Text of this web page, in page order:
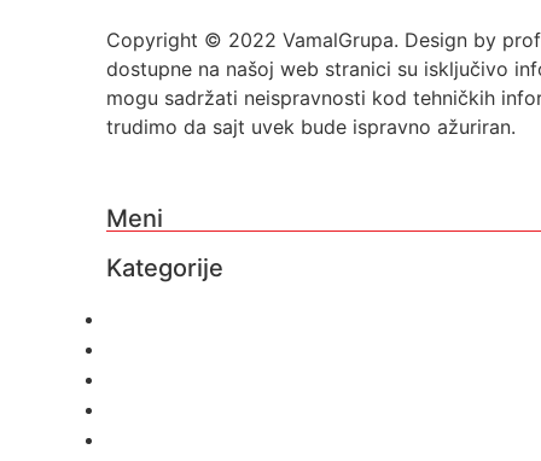
Copyright © 2022 VamalGrupa. Design by
dostupne na našoj web stranici su isključivo
mogu sadržati neispravnosti kod tehničkih
trudimo da sajt uvek bude ispravno ažuriran.
Meni
Kategorije